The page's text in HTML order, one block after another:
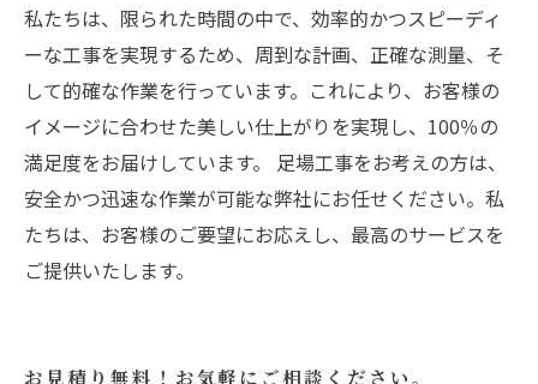
私たちは、限られた時間の中で、効率的かつスピーディ
ーな工事を実現するため、周到な計画、正確な測量、そ
して的確な作業を行っています。これにより、お客様の
イメージに合わせた美しい仕上がりを実現し、100％の
満足度をお届けしています。 足場工事をお考えの方は、
安全かつ迅速な作業が可能な弊社にお任せください。私
たちは、お客様のご要望にお応えし、最高のサービスを
ご提供いたします。
お見積り無料！お気軽にご相談ください。